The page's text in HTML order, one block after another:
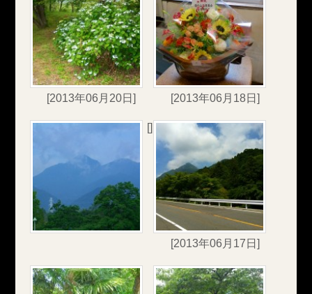
[2013年06月20日] [2013年06月18日]
[]
[2013年06月17日]